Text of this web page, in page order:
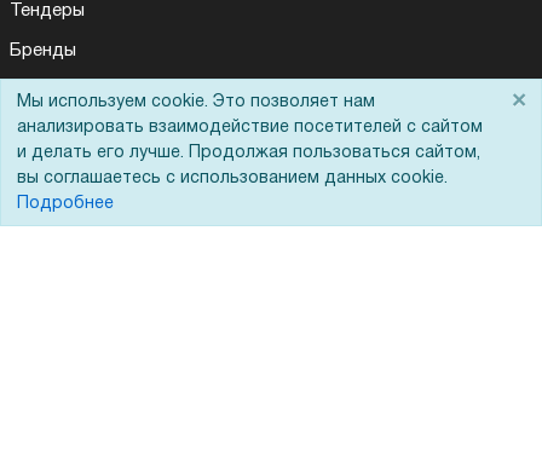
Тендеры
Бренды
ЭДО
Помощь
Мы используем cookie. Это позволяет нам
анализировать взаимодействие посетителей с сайтом
и делать его лучше. Продолжая пользоваться сайтом,
вы соглашаетесь с использованием данных cookie.
Подробнее
×